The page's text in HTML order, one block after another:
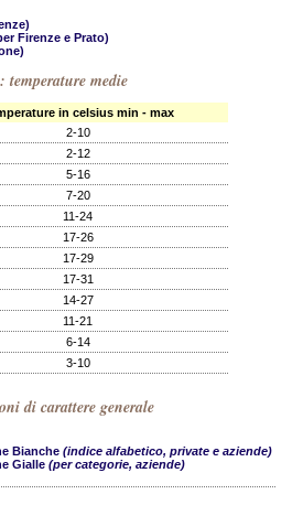
Firenze e Prato)
temperature medie
in celsius min - max
2-10
2-12
5-16
7-20
11-24
17-26
17-29
17-31
14-27
11-21
6-14
3-10
di carattere generale
Bianche (indice alfabetico, private e aziende)
Gialle (per categorie, aziende)